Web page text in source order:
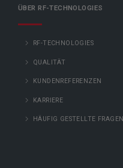
ÜBER RF-TECHNOLOGIES
RF-TECHNOLOGIES
QUALITÄT
KUNDENREFERENZEN
KARRIERE
HÄUFIG GESTELLTE FRAGEN